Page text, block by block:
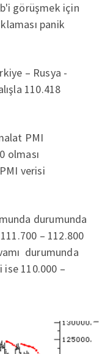
görüşmek için
panik
– Rusya -
110.418
PMI
olması
verisi
durumunda
– 112.800
durumunda
110.000 –